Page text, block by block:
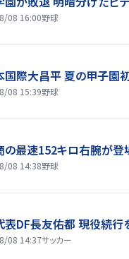
08 16:00野球
国際大昌平 夏の甲子園
08 15:39野球
の最速152キロ右腕が登
08 14:38野球
表DF長友佑都 現役続行
08 14:37サッカー